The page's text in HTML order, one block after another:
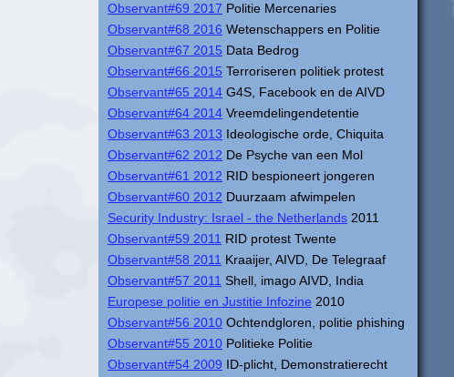
Observant#69 2017 Politie Mercenaries
Observant#68 2016 Wetenschappers en Politie
Observant#67 2015 Data Bedrog
Observant#66 2015 Terroriseren politiek protest
Observant#65 2014 G4S, Facebook en de AIVD
Observant#64 2014 Vreemdelingendetentie
Observant#63 2013 Ideologische orde, Chiquita
Observant#62 2012 De Psyche van een Mol
Observant#61 2012 RID bespioneert jongeren
Observant#60 2012 Duurzaam afwimpelen
Security Industry: Israel - the Netherlands 2011
Observant#59 2011 RID protest Twente
Observant#58 2011 Kraaijer, AIVD, De Telegraaf
Observant#57 2011 Shell, imago AIVD, India
Europese politie en Justitie Infozine 2010
Observant#56 2010 Ochtendgloren, politie phishing
Observant#55 2010 Politieke Politie
Observant#54 2009 ID-plicht, Demonstratierecht